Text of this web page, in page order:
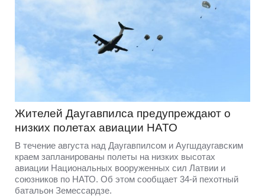
Жителей Даугавпилса предупреждают о
низких полетах авиации НАТО
В течение августа над Даугавпилсом и Аугшдаугавским
краем запланированы полеты на низких высотах
авиации Национальных вооруженных сил Латвии и
союзников по НАТО. Об этом сообщает 34-й пехотный
батальон Земессардзе.